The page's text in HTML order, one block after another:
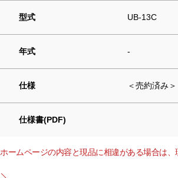
型式 UB-13C
年式 -
仕様 ＜売約済み
仕様書(PDF)
ホームページの内容と現品に相違がある場合は